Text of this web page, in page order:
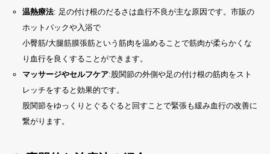
温熱療法: 足の付け根のだるさは血行不良が主な原因です。市販の
ホットパックや入浴で
小臀筋/大腿筋膜張筋という筋肉を温めることで筋肉が柔らかくな
り血行を良くすることができます。
マッサージやセルフケア:股関節の外側や足の付け根の筋肉をスト
レッチをすると効果的です。
股関節をゆっくりとぐるぐると回すことで緊張も緩み血行の改善に
繋がります。